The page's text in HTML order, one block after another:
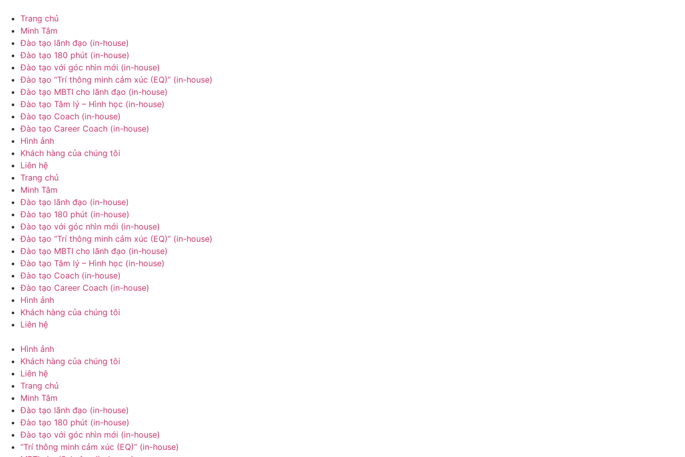
đến
dung
Trang chủ
Minh Tâm
Đào tạo lãnh đạo (in-house)
Đào tạo 180 phút (in-house)
Đào tạo với góc nhìn mới (in-house)
Đào tạo “Trí thông minh cảm xúc (EQ)” (in-house)
Đào tạo MBTI cho lãnh đạo (in-house)
Đào tạo Tâm lý – Hình học (in-house)
Đào tạo Coach (in-house)
Đào tạo Career Coach (in-house)
Hình ảnh
Khách hàng của chúng tôi
Liên hệ
Trang chủ
Minh Tâm
Đào tạo lãnh đạo (in-house)
Đào tạo 180 phút (in-house)
Đào tạo với góc nhìn mới (in-house)
Đào tạo “Trí thông minh cảm xúc (EQ)” (in-house)
Đào tạo MBTI cho lãnh đạo (in-house)
Đào tạo Tâm lý – Hình học (in-house)
Đào tạo Coach (in-house)
Đào tạo Career Coach (in-house)
Hình ảnh
Khách hàng của chúng tôi
Liên hệ
Hình ảnh
Khách hàng của chúng tôi
Liên hệ
Trang chủ
Minh Tâm
Đào tạo lãnh đạo (in-house)
Đào tạo 180 phút (in-house)
Đào tạo với góc nhìn mới (in-house)
“Trí thông minh cảm xúc (EQ)” (in-house)